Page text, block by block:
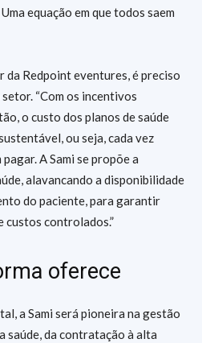
equação em que todos saem
da Redpoint eventures, é preciso
“Com os incentivos
o custo dos planos de saúde
ou seja, cada vez
A Sami se propõe a
alavancando a disponibilidade
do paciente, para garantir
custos controlados.”
oferece
a Sami será pioneira na gestão
saúde, da contratação à alta